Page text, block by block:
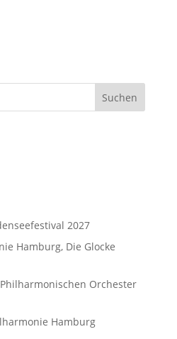
2027
Hamburg, Die Glocke
Orchester
Hamburg